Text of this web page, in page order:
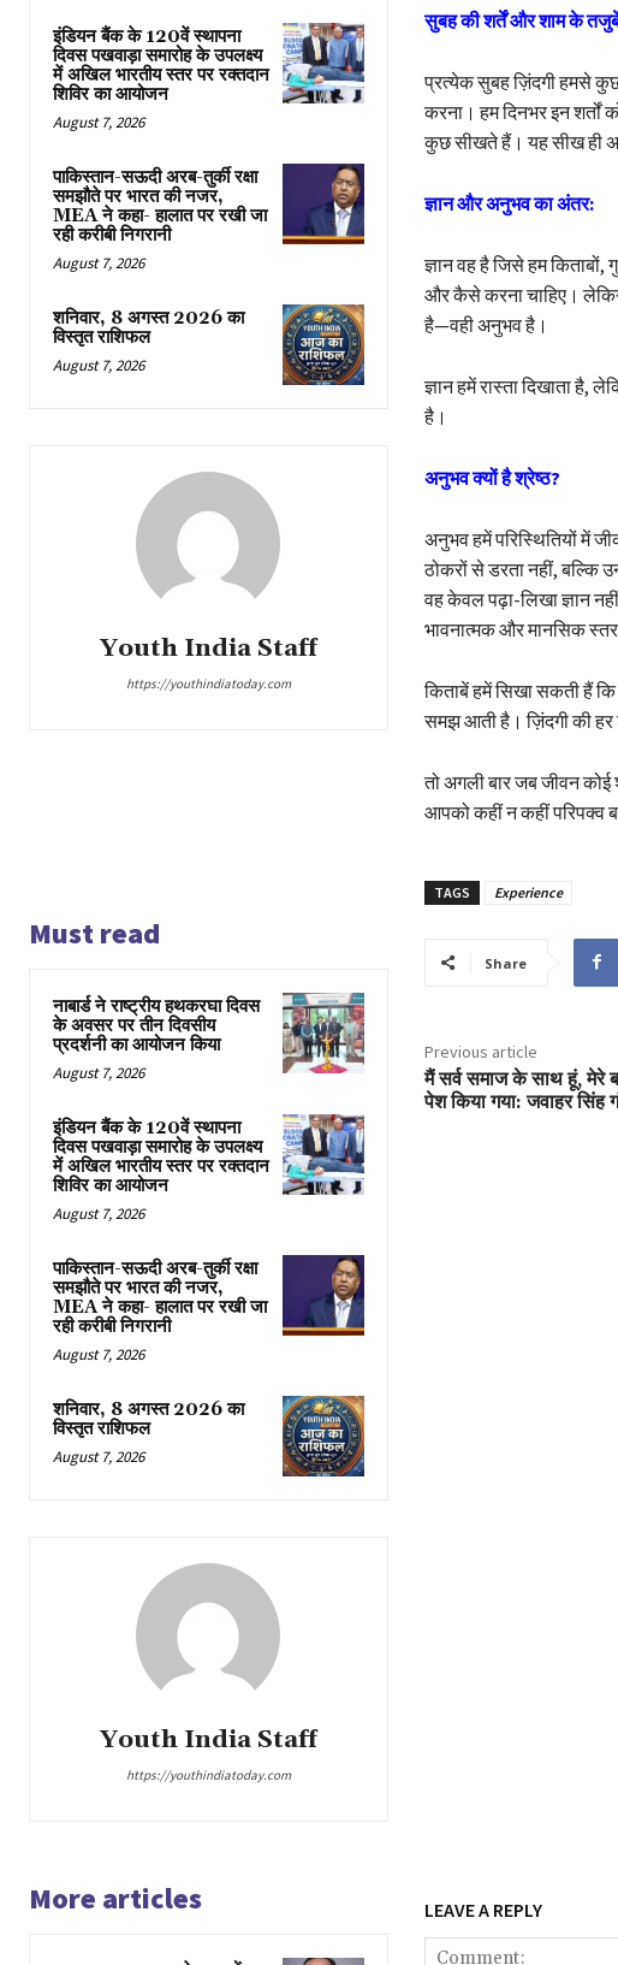
इंडियन बैंक के 120वें स्थापना
दिवस पखवाड़ा समारोह के उपलक्ष्य
में अखिल भारतीय स्तर पर रक्तदान
शिविर का आयोजन
August 7, 2026
पाकिस्तान-सऊदी अरब-तुर्की रक्षा
समझौते पर भारत की नजर,
MEA ने कहा- हालात पर रखी जा
रही करीबी निगरानी
August 7, 2026
शनिवार, 8 अगस्त 2026 का
विस्तृत राशिफल
August 7, 2026
Youth India Staff
https://youthindiatoday.com
सुबह की शर्तें और शाम के
प्रत्येक सुबह ज़िंदगी हमसे
करना। हम दिनभर इन शर्तों
कुछ सीखते हैं। यह सीख ही
ज्ञान और अनुभव का अंतर:
ज्ञान वह है जिसे हम
और कैसे करना चाहिए। लेकिन
है—वही अनुभव है।
ज्ञान हमें रास्ता दिखाता
है।
अनुभव क्यों है श्रेष्ठ?
अनुभव हमें परिस्थितियों में
ठोकरों से डरता नहीं,
वह केवल पढ़ा-लिखा ज्ञान
भावनात्मक और मानसिक
किताबें हमें सिखा सकती हैं
समझ आती है। ज़िंदगी की हर
तो अगली बार जब जीवन कोई
आपको कहीं न कहीं
TAGS Experience
Must read
नाबार्ड ने राष्ट्रीय हथकरघा दिवस
के अवसर पर तीन दिवसीय
प्रदर्शनी का आयोजन किया
August 7, 2026
इंडियन बैंक के 120वें स्थापना
दिवस पखवाड़ा समारोह के उपलक्ष्य
में अखिल भारतीय स्तर पर रक्तदान
शिविर का आयोजन
August 7, 2026
पाकिस्तान-सऊदी अरब-तुर्की रक्षा
समझौते पर भारत की नजर,
MEA ने कहा- हालात पर रखी जा
रही करीबी निगरानी
August 7, 2026
शनिवार, 8 अगस्त 2026 का
विस्तृत राशिफल
August 7, 2026
Youth India Staff
https://youthindiatoday.com
Share
Previous article
मैं सर्व समाज के साथ हूं, मेरे
पेश किया गया: जवाहर सिंह
More articles LEAVE A REPLY